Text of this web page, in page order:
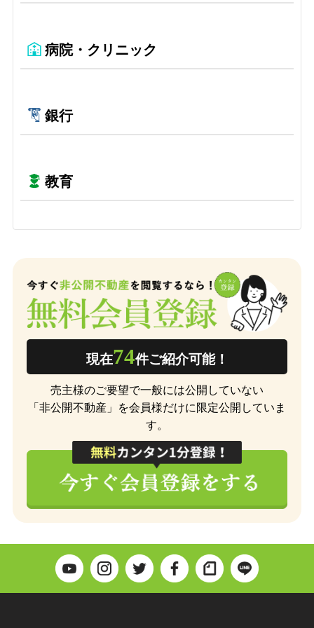
病院・クリニック
銀行
教育
現在74件ご紹介可能！
売主様のご要望で一般には公開していない
「非公開不動産」を会員様だけに限定公開していま
す。